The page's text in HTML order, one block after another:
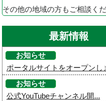
その他の地域の方もご相談くだ
最新情報
お知らせ
ポータルサイトをオープンし
お知らせ
公式YouTubeチャンネル開...